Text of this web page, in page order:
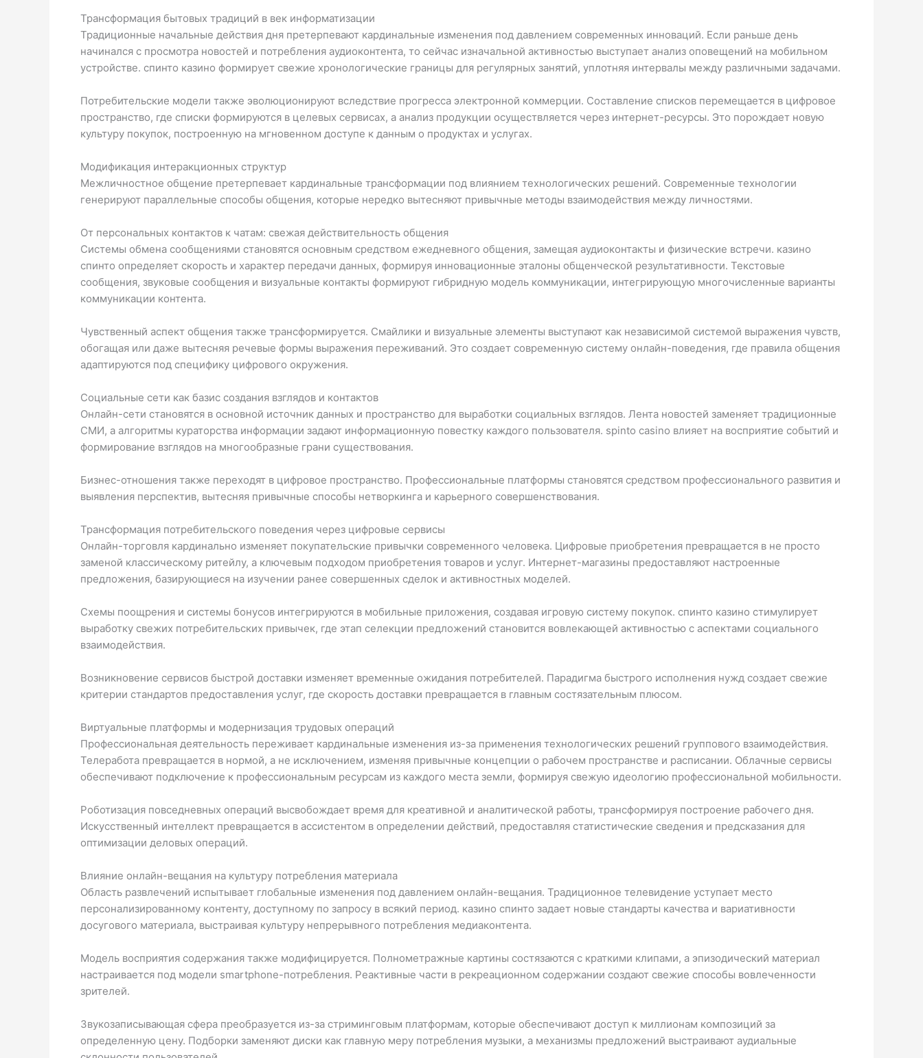
Трансформация бытовых традиций в век информатизации
Традиционные начальные действия дня претерпевают кардинальные изменения под давлением современных инноваций. Если раньше день
начинался с просмотра новостей и потребления аудиоконтента, то сейчас изначальной активностью выступает анализ оповещений на мобильном
устройстве. спинто казино формирует свежие хронологические границы для регулярных занятий, уплотняя интервалы между различными задачами.
Потребительские модели также эволюционируют вследствие прогресса электронной коммерции. Составление списков перемещается в цифровое
пространство, где списки формируются в целевых сервисах, а анализ продукции осуществляется через интернет-ресурсы. Это порождает новую
культуру покупок, построенную на мгновенном доступе к данным о продуктах и услугах.
Модификация интеракционных структур
Межличностное общение претерпевает кардинальные трансформации под влиянием технологических решений. Современные технологии
генерируют параллельные способы общения, которые нередко вытесняют привычные методы взаимодействия между личностями.
От персональных контактов к чатам: свежая действительность общения
Системы обмена сообщениями становятся основным средством ежедневного общения, замещая аудиоконтакты и физические встречи. казино
спинто определяет скорость и характер передачи данных, формируя инновационные эталоны общенческой результативности. Текстовые
сообщения, звуковые сообщения и визуальные контакты формируют гибридную модель коммуникации, интегрирующую многочисленные варианты
коммуникации контента.
Чувственный аспект общения также трансформируется. Смайлики и визуальные элементы выступают как независимой системой выражения чувств,
обогащая или даже вытесняя речевые формы выражения переживаний. Это создает современную систему онлайн-поведения, где правила общения
адаптируются под специфику цифрового окружения.
Социальные сети как базис создания взглядов и контактов
Онлайн-сети становятся в основной источник данных и пространство для выработки социальных взглядов. Лента новостей заменяет традиционные
СМИ, а алгоритмы кураторства информации задают информационную повестку каждого пользователя. spinto casino влияет на восприятие событий и
формирование взглядов на многообразные грани существования.
Бизнес-отношения также переходят в цифровое пространство. Профессиональные платформы становятся средством профессионального развития и
выявления перспектив, вытесняя привычные способы нетворкинга и карьерного совершенствования.
Трансформация потребительского поведения через цифровые сервисы
Онлайн-торговля кардинально изменяет покупательские привычки современного человека. Цифровые приобретения превращается в не просто
заменой классическому ритейлу, а ключевым подходом приобретения товаров и услуг. Интернет-магазины предоставляют настроенные
предложения, базирующиеся на изучении ранее совершенных сделок и активностных моделей.
Схемы поощрения и системы бонусов интегрируются в мобильные приложения, создавая игровую систему покупок. спинто казино стимулирует
выработку свежих потребительских привычек, где этап селекции предложений становится вовлекающей активностью с аспектами социального
взаимодействия.
Возникновение сервисов быстрой доставки изменяет временные ожидания потребителей. Парадигма быстрого исполнения нужд создает свежие
критерии стандартов предоставления услуг, где скорость доставки превращается в главным состязательным плюсом.
Виртуальные платформы и модернизация трудовых операций
Профессиональная деятельность переживает кардинальные изменения из-за применения технологических решений группового взаимодействия.
Телеработа превращается в нормой, а не исключением, изменяя привычные концепции о рабочем пространстве и расписании. Облачные сервисы
обеспечивают подключение к профессиональным ресурсам из каждого места земли, формируя свежую идеологию профессиональной мобильности.
Роботизация повседневных операций высвобождает время для креативной и аналитической работы, трансформируя построение рабочего дня.
Искусственный интеллект превращается в ассистентом в определении действий, предоставляя статистические сведения и предсказания для
оптимизации деловых операций.
Влияние онлайн-вещания на культуру потребления материала
Область развлечений испытывает глобальные изменения под давлением онлайн-вещания. Традиционное телевидение уступает место
персонализированному контенту, доступному по запросу в всякий период. казино спинто задает новые стандарты качества и вариативности
досугового материала, выстраивая культуру непрерывного потребления медиаконтента.
Модель восприятия содержания также модифицируется. Полнометражные картины состязаются с краткими клипами, а эпизодический материал
настраивается под модели smartphone-потребления. Реактивные части в рекреационном содержании создают свежие способы вовлеченности
зрителей.
Звукозаписывающая сфера преобразуется из-за стриминговым платформам, которые обеспечивают доступ к миллионам композиций за
определенную цену. Подборки заменяют диски как главную меру потребления музыки, а механизмы предложений выстраивают аудиальные